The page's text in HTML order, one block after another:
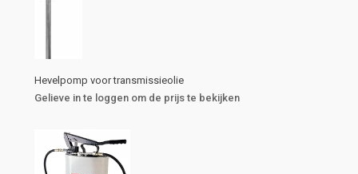
Hevelpomp voor transmissieolie
Gelieve in te loggen om de prijs te bekijken